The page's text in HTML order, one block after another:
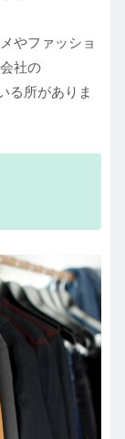
やファッショ
社の
る所がありま